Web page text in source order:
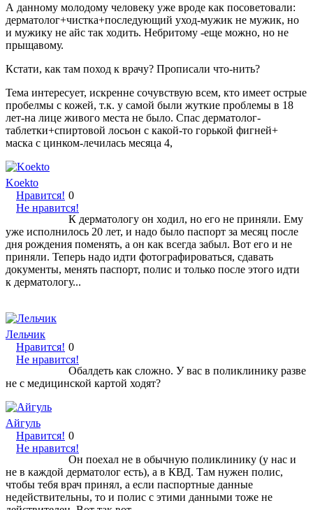
А данному молодому человеку уже вроде как посоветовали:
дерматолог+чистка+последующий уход-мужик не мужик, но
и мужику не айс так ходить. Небритому -еще можно, но не
прыщавому.
Кстати, как там поход к врачу? Прописали что-нить?
Тема интересует, искренне сочувствую всем, кто имеет острые
пробелмы с кожей, т.к. у самой были жуткие проблемы в 18
лет-на лице живого места не было. Спас дерматолог-
таблетки+спиртовой лосьон с какой-то горькой фигней+
маска с цинком-лечилась месяца 4,
Koekto
Нравится!
Не нравится!
0
К дерматологу он ходил, но его не приняли. Ему
уже исполнилось 20 лет, и надо было паспорт за месяц после
дня рождения поменять, а он как всегда забыл. Вот его и не
приняли. Теперь надо идти фотографироваться, сдавать
документы, менять паспорт, полис и только после этого идти
к дерматологу...
Лельчик
Нравится!
Не нравится!
0
Обалдеть как сложно. У вас в поликлинику разве
не с медицинской картой ходят?
Айгуль
Нравится!
Не нравится!
0
Он поехал не в обычную поликлинику (у нас и
не в каждой дерматолог есть), а в КВД. Там нужен полис,
чтобы тебя врач принял, а если паспортные данные
недействительны, то и полис с этими данными тоже не